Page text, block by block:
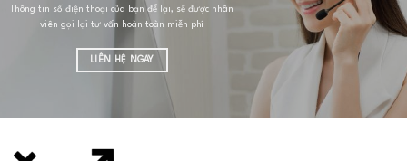
Thông tin số điện thoại của bạn để lại, sẽ được nhân
viên gọi lại tư vấn hoàn toàn miễn phí
LIÊN HỆ NGAY